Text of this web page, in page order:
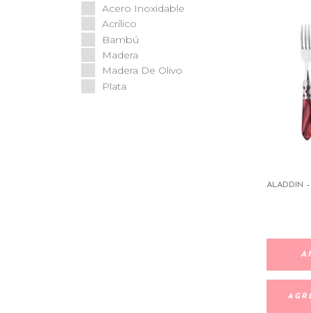
Vidal
Viva
Arcade
Bamboo
Lauriers
Mood
Acero Inoxidable
Acrílico
Bambú
Madera
Madera De Olivo
Plata
ALADDIN –